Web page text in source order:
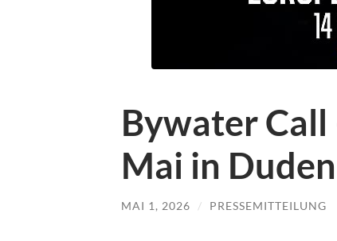
Bywater Call
Mai in
MAI 1, 2026 / PRESSEMITTEILUNG